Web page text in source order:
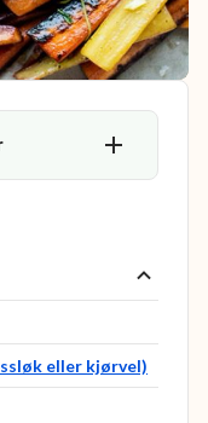
eller kjørvel)